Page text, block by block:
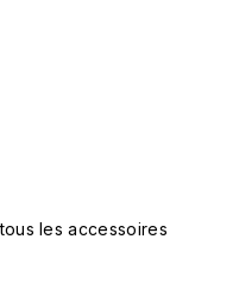
les accessoires